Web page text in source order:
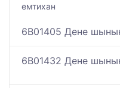
емтихан
6B01405 Дене
6B01432 Дене